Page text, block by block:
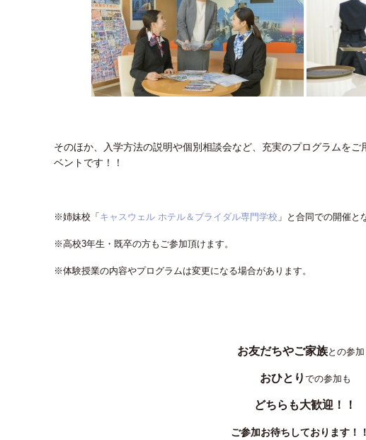
そのほか、入学方法の説明や個別相談会など、充実のプログラムを
ベントです！！
※姉妹校「 キャスウェル ホテル＆ブライダル専門学校 」と合同での開催と
※高校3年生・既卒の方もご参加頂けます。
※体験授業の内容やプログラムは変更になる場合があります。
お友だちやご家族との参加
おひとり での参加も
どちらも大歓迎！！
ご参加お待ちしております！！